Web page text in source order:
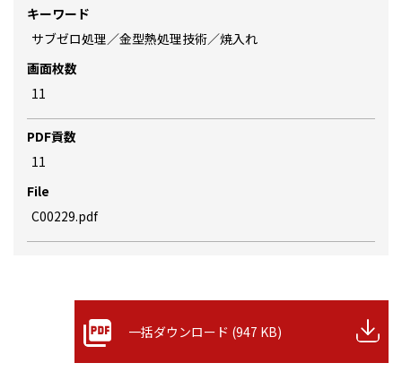
キーワード
サブゼロ処理／金型熱処理技術／焼入れ
画面枚数
11
PDF貢数
11
File
C00229.pdf
一括ダウンロード (947 KB)